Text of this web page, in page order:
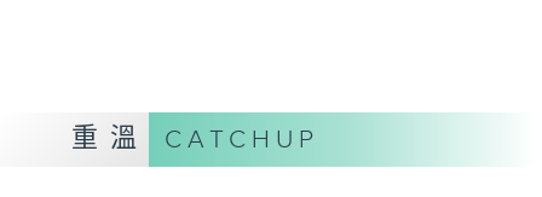
3. 「怡紅公子祭瀟湘之葬花」
重溫 CATCHUP